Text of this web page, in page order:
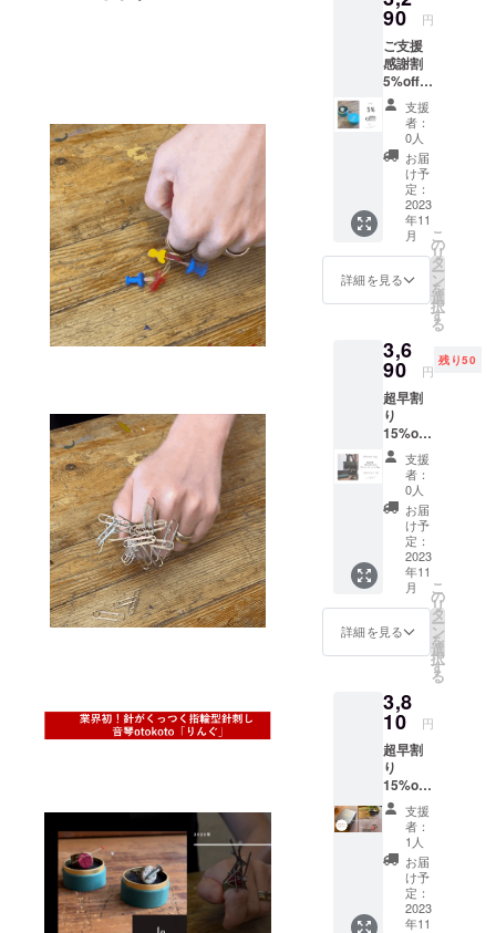
下さい
込）
→3280
円（税
込送料
込）の
特別価
外郵便
でお届
けしま
す。 ※
リング
のカ
ラーと
飾り用
の「待
釘１
本」を
お付け
するか
ご選択
下さい
90 円
ご支援
感謝割
5%off
音琴
otokoto
「ring
」タイ
プA ×1
リング
ケース
3451円
（税込
送料
込）
→3290
込送料
込）の
特別価
格 定形
外郵便
でお届
けしま
す。 ※
リング
のカ
ラーと
飾り用
の「待
ち針１
本」や
「ミニ
釘１
ご選択
下さい
支援
者：
0人
お届
け予
定：
2023
年11
月
詳細を見る
こ
の
リ
タ
ー
ン
を
選
択
す
る
3,6
90 円
残り50
超早割
り
15%off
ラッピ
ング
バッグ&
メッ
セージ
カード
セット+
リング
ケース
の包み
紙付
き。 リ
ングタ
ABどち
らでも
OK！ 通
常価格
4282円
(税込送
料
込)→36
90円 (税
込送料
ちらは
音琴
otokoto
支援
者：
0人
お届
け予
定：
2023
年11
月
詳細を見る
こ
の
リ
タ
ー
ン
を
選
択
す
る
3,8
10 円
超早割
り
15%off
ピン
クッ
ション
付・フ
リーの
お針子
ケース×
１ 音
支援
者：
1人
お届
け予
定：
2023
年11